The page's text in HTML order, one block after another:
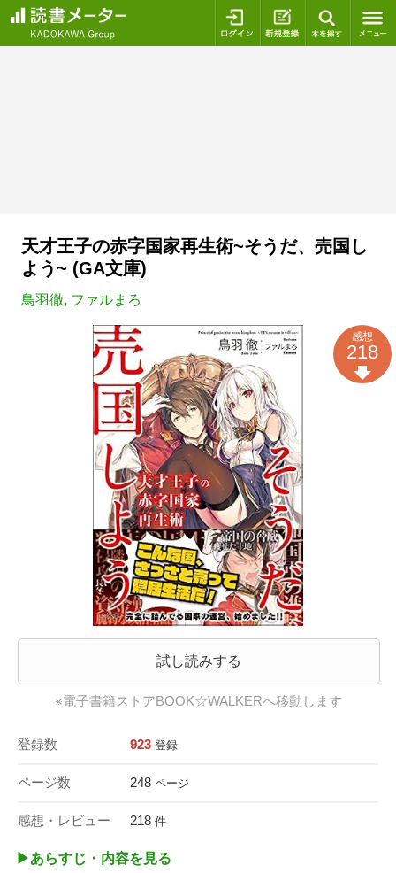
ログイン 新規登録
天才王子の赤字国家再生術~そうだ、売国し
よう~ (GA文庫)
鳥羽徹, ファルまろ
試し読みする
※電子書籍ストアBOOK☆WALKERへ移動します
登録数 923 登録
ページ数 248 ページ
感想・レビュー 218 件
感想
218
▶︎あらすじ・内容を見る